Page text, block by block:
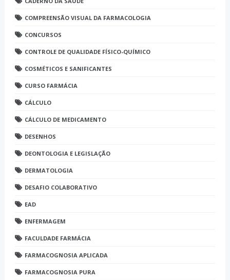
COMPREENSÃO VISUAL DA FARMACOLOGIA
CONCURSOS
CONTROLE DE QUALIDADE FÍSICO-QUÍMICO
COSMÉTICOS E SANIFICANTES
CURSO FARMÁCIA
CÁLCULO
CÁLCULO DE MEDICAMENTO
DESENHOS
DEONTOLOGIA E LEGISLAÇÃO
DERMATOLOGIA
DESAFIO COLABORATIVO
EAD
ENFERMAGEM
FACULDADE FARMÁCIA
FARMACOGNOSIA APLICADA
FARMACOGNOSIA PURA